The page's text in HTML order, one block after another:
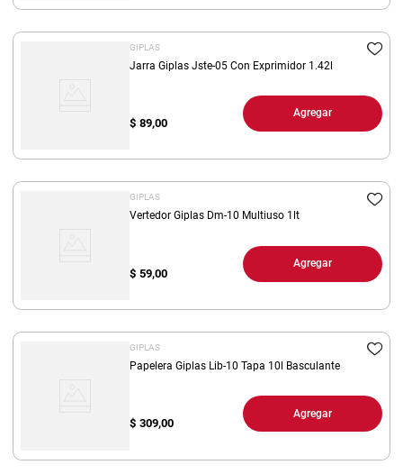
GIPLAS
Jarra Giplas Jste-05 Con Exprimidor 1.42l
$ 89,00
Agregar
GIPLAS
Vertedor Giplas Dm-10 Multiuso 1lt
$ 59,00
Agregar
GIPLAS
Papelera Giplas Lib-10 Tapa 10l Basculante
$ 309,00
Agregar